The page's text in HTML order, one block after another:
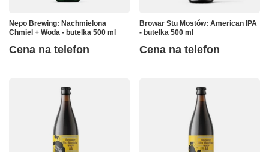
Nepo Brewing: Nachmielona
Chmiel + Woda - butelka 500 ml
Cena na telefon
Browar Stu Mostów: American IPA
- butelka 500 ml
Cena na telefon